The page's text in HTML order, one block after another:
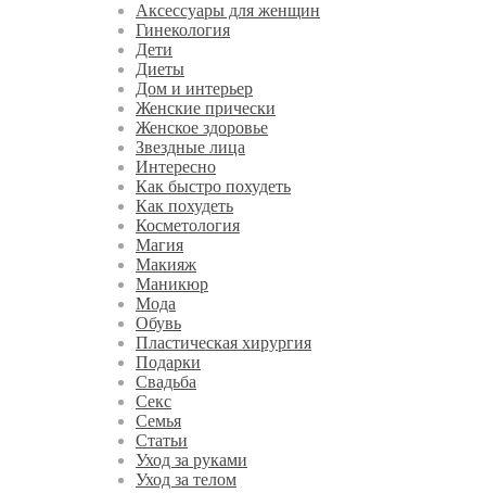
Аксессуары для женщин
Гинекология
Дети
Диеты
Дом и интерьер
Женские прически
Женское здоровье
Звездные лица
Интересно
Как быстро похудеть
Как похудеть
Косметология
Магия
Макияж
Маникюр
Мода
Обувь
Пластическая хирургия
Подарки
Свадьба
Секс
Семья
Статьи
Уход за руками
Уход за телом